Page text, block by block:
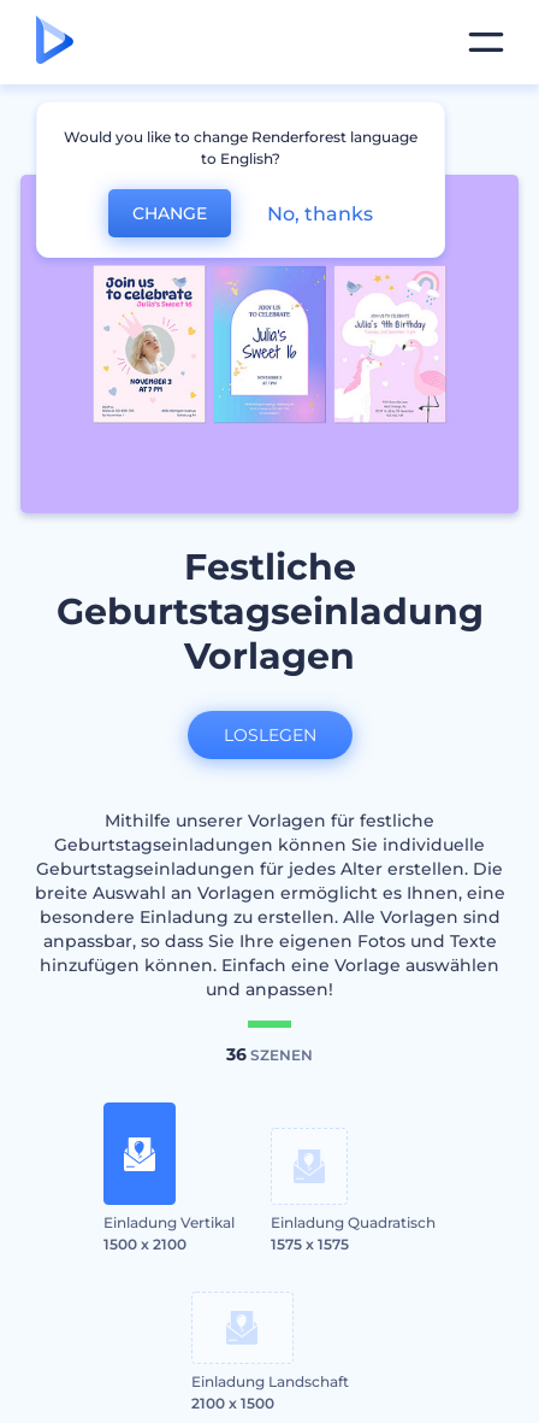
Festliche
Geburtstagseinladung
Vorlagen
Mithilfe unserer Vorlagen für festliche
Geburtstagseinladungen können Sie individuelle
Geburtstagseinladungen für jedes Alter erstellen. Die
breite Auswahl an Vorlagen ermöglicht es Ihnen, eine
besondere Einladung zu erstellen. Alle Vorlagen sind
anpassbar, so dass Sie Ihre eigenen Fotos und Texte
hinzufügen können. Einfach eine Vorlage auswählen
und anpassen!
36 SZENEN
Einladung Vertikal
1500 x 2100
Einladung Quadratisch
1575 x 1575
Einladung Landschaft
2100 x 1500
LOSLEGEN
Would you like to change Renderforest language
to English?
CHANGE No, thanks